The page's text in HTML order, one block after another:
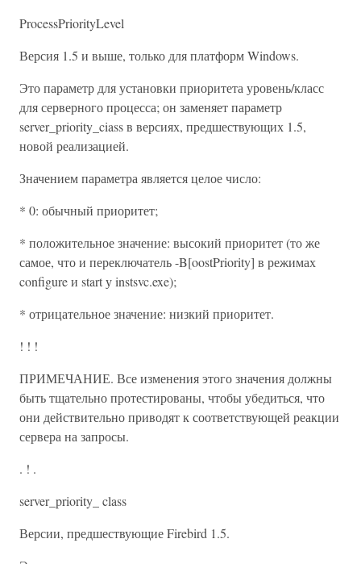
ProcessPriorityLevel
Версия 1.5 и выше, только для платформ Windows.
Это параметр для установки приоритета уровень/класс
для серверного процесса; он заменяет параметр
server_priority_ciass в версиях, предшествующих 1.5,
новой реализацией.
Значением параметра является целое число:
* 0: обычный приоритет;
* положительное значение: высокий приоритет (то же
самое, что и переключатель -B[oostPriority] в режимах
configure и start у instsvc.exe);
* отрицательное значение: низкий приоритет.
! ! !
ПРИМЕЧАНИЕ. Все изменения этого значения должны
быть тщательно протестированы, чтобы убедиться, что
они действительно приводят к соответствующей реакции
сервера на запросы.
. ! .
server_priority_ class
Версии, предшествующие Firebird 1.5.